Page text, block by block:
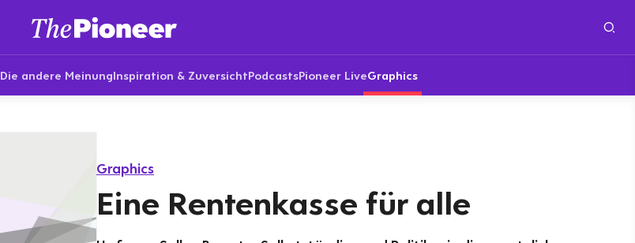
Die andere MeinungInspiration & ZuversichtPodcastsPioneer LiveGraphics
Graphics
Eine Rentenkasse für alle